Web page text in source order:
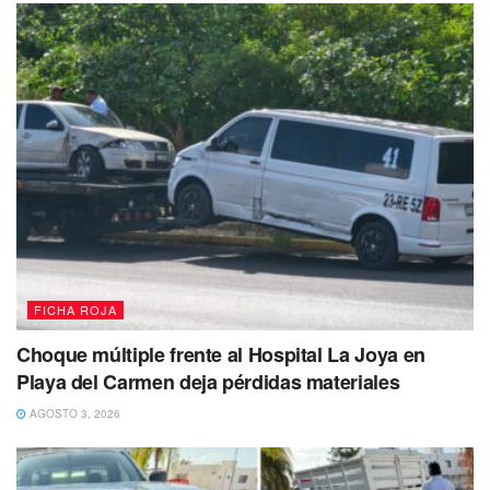
Caen tres sujetos por atentar contra la seguridad y
salud de solidarenses
Anteriormenteen otros operativos de prevención,
elementos policiacos lograron asegurar atres sujetos
FICHA ROJA
Choque múltiple frente al Hospital La Joya en
Playa del Carmen deja pérdidas materiales
AGOSTO 3, 2026